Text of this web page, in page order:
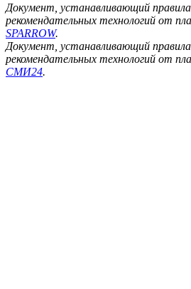
Документ, устанавливающий
рекомендательных технологий от
SPARROW.
Документ, устанавливающий
рекомендательных технологий от
СМИ24.